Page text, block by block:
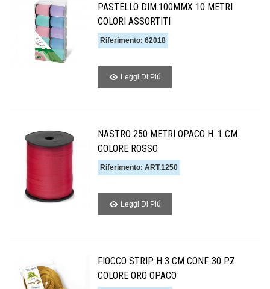
PASTELLO DIM.100MMX 10 METRI
COLORI ASSORTITI
Riferimento: 62018
Leggi Di Piú
NASTRO 250 METRI OPACO H. 1 CM.
COLORE ROSSO
Riferimento: ART.1250
Leggi Di Piú
FIOCCO STRIP H 3 CM CONF. 30 PZ.
COLORE ORO OPACO